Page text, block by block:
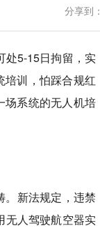
分享到：
处5-15日拘留，实
培训，怕踩合规红
场系统的无人机培
。新法规定，违禁
无人驾驶航空器实